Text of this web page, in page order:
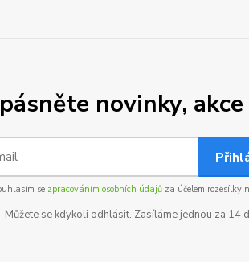
novinky,
se zpracováním osobních údajůza účelem rozesílky
Můžete se kdykoli odhlásit. Zasíláme jednou za 14